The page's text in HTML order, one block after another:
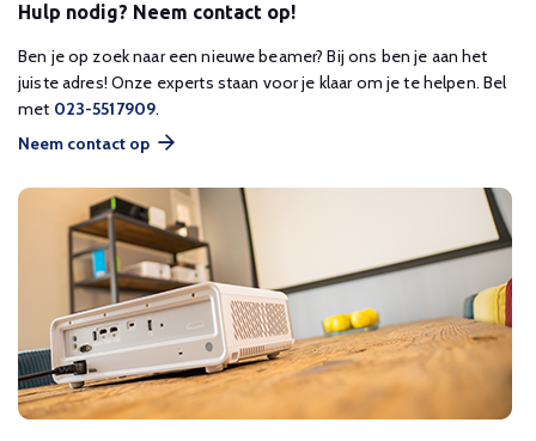
Hulp nodig? Neem contact op!
Ben je op zoek naar een nieuwe beamer? Bij ons ben je aan het
juiste adres! Onze experts staan voor je klaar om je te helpen. Bel
met 023-5517909.
Neem contact op